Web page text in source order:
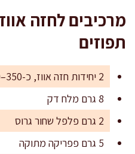
מרכיבים לחזה
תפוזים
2 יחידות חזה אווז, כ-350–450 גרם כל אחד
8 גרם מלח דק
2 גרם פלפל שחור גרוס
5 גרם פפריקה מתוקה